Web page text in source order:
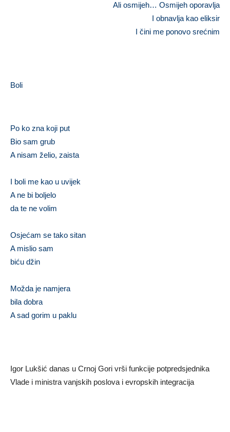
Ali osmijeh… Osmijeh oporavlja
I obnavlja kao eliksir
I čini me ponovo srećnim
Boli
Po ko zna koji put
Bio sam grub
A nisam želio, zaista
I boli me kao u uvijek
A ne bi boljelo
da te ne volim
Osjećam se tako sitan
A mislio sam
biću džin
Možda je namjera
bila dobra
A sad gorim u paklu
Igor Lukšić danas u Crnoj Gori vrši funkcije potpredsjednika
Vlade i ministra vanjskih poslova i evropskih integracija